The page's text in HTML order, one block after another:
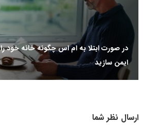
در صورت ابتلا به ام اس چگونه خانه خود را
ایمن سازید
ارسال نظر شما